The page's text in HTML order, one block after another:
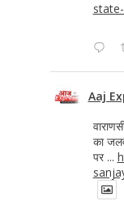
Aaj
का
पर ...